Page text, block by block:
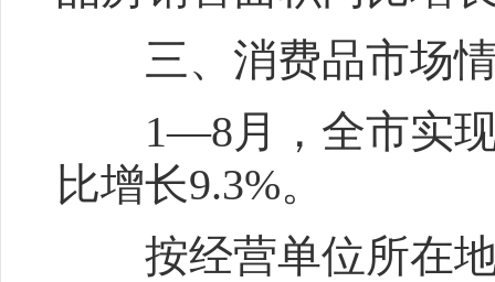
三、消费品市场
1—8月，全市实现
比增长9.3%。
按经营单位所在地